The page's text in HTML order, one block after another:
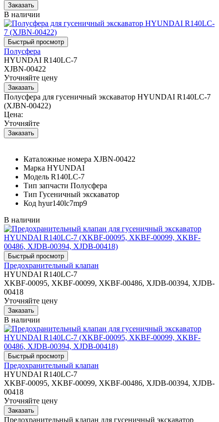
В наличии
Полусфера
HYUNDAI R140LC-7
XJBN-00422
Уточняйте цену
Полусфера для гусеничный экскаватор HYUNDAI R140LC-7
(XJBN-00422)
Цена:
Уточняйте
Каталожные номера XJBN-00422
Марка HYUNDAI
Модель R140LC-7
Тип запчасти Полусфера
Тип Гусеничный экскаватор
Код hyur140lc7mp9
В наличии
Предохранительный клапан
HYUNDAI R140LC-7
XKBF-00095, XKBF-00099, XKBF-00486, XJDB-00394, XJDB-
00418
Уточняйте цену
В наличии
Предохранительный клапан
HYUNDAI R140LC-7
XKBF-00095, XKBF-00099, XKBF-00486, XJDB-00394, XJDB-
00418
Уточняйте цену
Предохранительный клапан для гусеничный экскаватор